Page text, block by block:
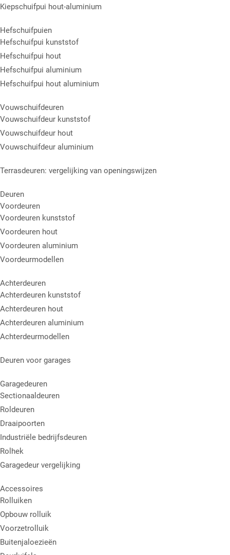
Kiepschuifpui hout-aluminium
Hefschuifpuien
Hefschuifpui kunststof
Hefschuifpui hout
Hefschuifpui aluminium
Hefschuifpui hout aluminium
Vouwschuifdeuren
Vouwschuifdeur kunststof
Vouwschuifdeur hout
Vouwschuifdeur aluminium
Terrasdeuren: vergelijking van openingswijzen
Deuren
Voordeuren
Voordeuren kunststof
Voordeuren hout
Voordeuren aluminium
Voordeurmodellen
Achterdeuren
Achterdeuren kunststof
Achterdeuren hout
Achterdeuren aluminium
Achterdeurmodellen
Deuren voor garages
Garagedeuren
Sectionaaldeuren
Roldeuren
Draaipoorten
Industriële bedrijfsdeuren
Rolhek
Garagedeur vergelijking
Accessoires
Rolluiken
Opbouw rolluik
Voorzetrolluik
Buitenjaloezieën